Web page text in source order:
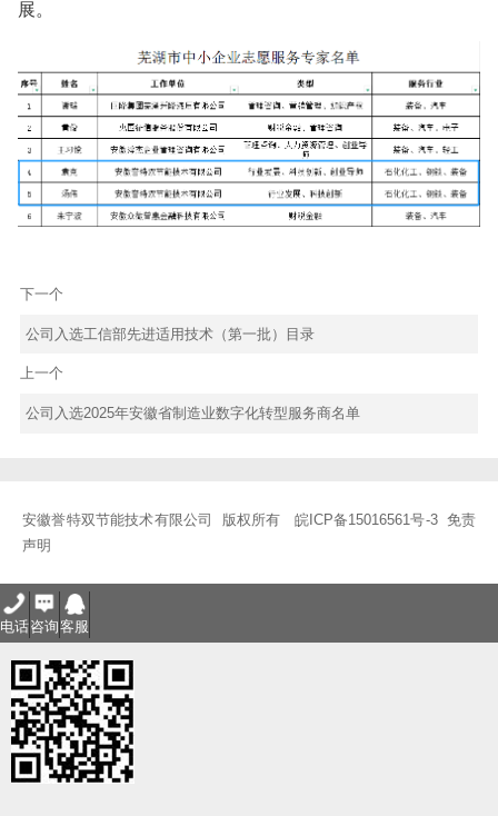
展。
下一个
公司入选工信部先进适用技术（第一批）目录
上一个
公司入选2025年安徽省制造业数字化转型服务商名单
安徽誉特双节能技术有限公司 版权所有 皖ICP备15016561号-3 免责
声明
电话咨询客服